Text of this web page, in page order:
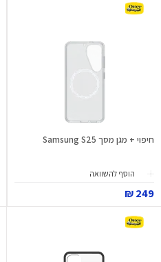
חיפוי + מגן מסך Samsung S25
הוסף להשוואה
249 ₪